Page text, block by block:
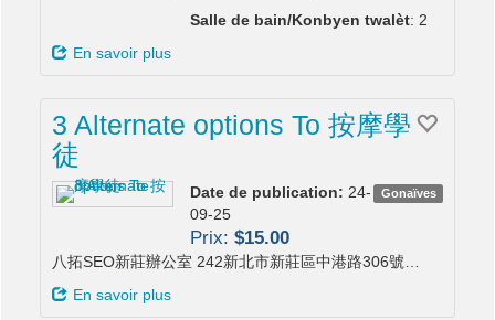
Salle de bain/Konbyen twalèt: 2
En savoir plus
3 Alternate options To 按摩學
徒
Gonaïves
Date de publication: 24-
09-25
Prix: $15.00
八拓SEO新莊辦公室 242新北市新莊區中港路306號…
En savoir plus